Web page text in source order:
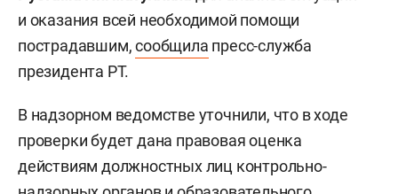
и оказания всей необходимой помощи
пострадавшим,сообщила пресс-служба
президента РТ.
В надзорном ведомстве уточнили, что в ходе
проверки будет дана правовая оценка
действиям должностных лиц контрольно-